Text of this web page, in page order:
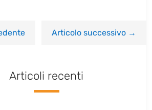
Articolo successivo→
Articoli recenti